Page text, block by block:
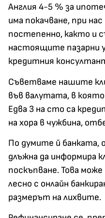
Англия 4-5 % за
има покачване, при
постепенно, както и
настоящите пазарни
кредитния
Съветваме нашите
във валутата, в
Едва 3 на сто са
на хора в чужбина,
По думите й банката,
длъжна да информира
поскъпване. Това
лесно с онлайн
размерът на лихвите.